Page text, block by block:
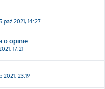
paź 2021, 14:27
o opinie
17:21
2021, 23:19